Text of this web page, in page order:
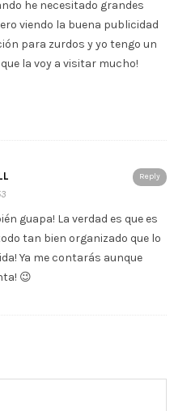
he necesitado grandes
viendo la buena publicidad
para zurdos y yo tengo un
la voy a visitar mucho!
Reply
guapa! La verdad es que es
tan bien organizado que lo
Ya me contarás aunque
😉